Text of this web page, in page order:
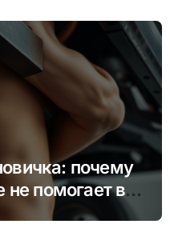
почему
не помогает в